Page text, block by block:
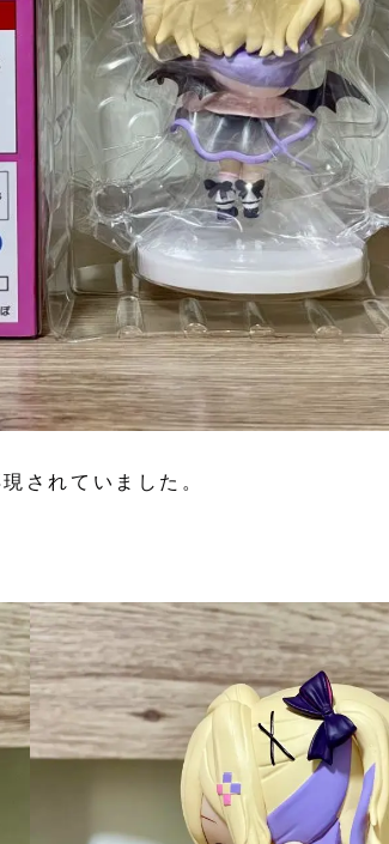
されていました。